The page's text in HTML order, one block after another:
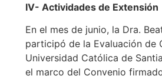
IV- Actividades de Extensión
En el mes de junio, la Dra.
participó de la Evaluación de
Universidad Católica de
el marco del Convenio